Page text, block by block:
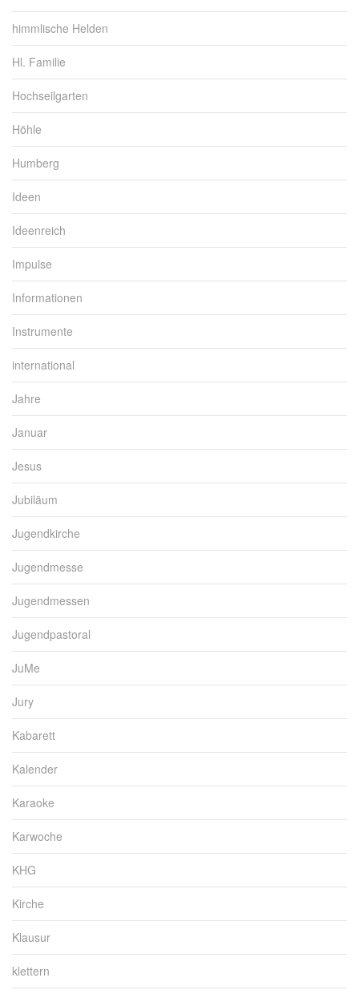
himmlische Helden
Hl. Familie
Hochseilgarten
Höhle
Humberg
Ideen
Ideenreich
Impulse
Informationen
Instrumente
international
Jahre
Januar
Jesus
Jubiläum
Jugendkirche
Jugendmesse
Jugendmessen
Jugendpastoral
JuMe
Jury
Kabarett
Kalender
Karaoke
Karwoche
KHG
Kirche
Klausur
klettern